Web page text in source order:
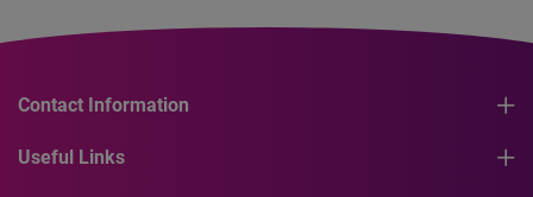
Contact Information
Useful Links